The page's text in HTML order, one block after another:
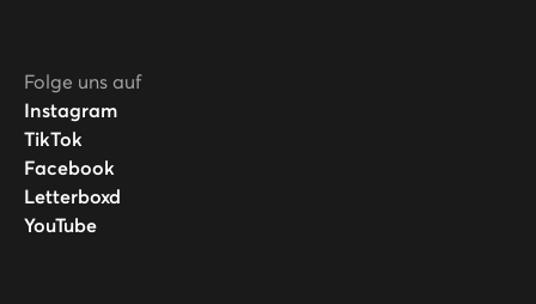
Folge uns auf
Instagram
TikTok
Facebook
Letterboxd
YouTube